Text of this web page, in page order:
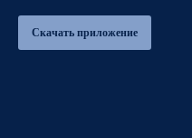
Скачать приложение